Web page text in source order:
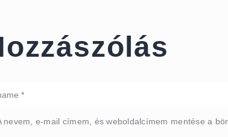
nevem, e-mail címem, és weboldalcímem mentése a